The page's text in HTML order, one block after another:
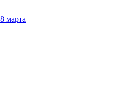
8 марта